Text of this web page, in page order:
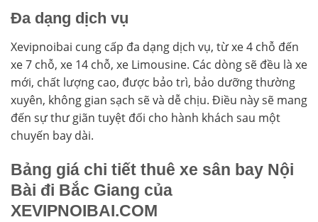
Đa dạng dịch vụ
Xevipnoibai cung cấp đa dạng dịch vụ, từ xe 4 chỗ đến
xe 7 chỗ, xe 14 chỗ, xe Limousine. Các dòng sẽ đều là xe
mới, chất lượng cao, được bảo trì, bảo dưỡng thường
xuyên, không gian sạch sẽ và dễ chịu. Điều này sẽ mang
đến sự thư giãn tuyệt đối cho hành khách sau một
chuyến bay dài.
Bảng giá chi tiết thuê xe sân bay Nội
Bài đi Bắc Giang của
XEVIPNOIBAI.COM